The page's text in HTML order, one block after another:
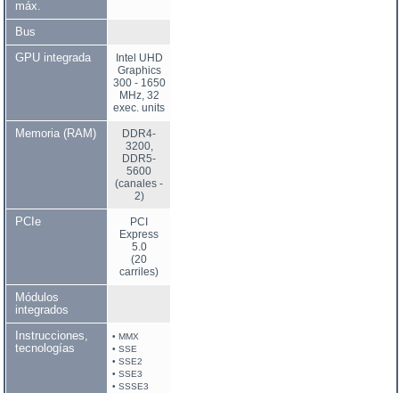
máx.
Bus
GPU integrada
Intel UHD
Graphics
300 - 1650
MHz, 32
exec. units
Memoria (RAM)
DDR4-
3200,
DDR5-
5600
(canales -
2)
PCIe
PCI
Express
5.0
(20
carriles)
Módulos
integrados
Instrucciones,
tecnologías
• MMX
• SSE
• SSE2
• SSE3
• SSSE3